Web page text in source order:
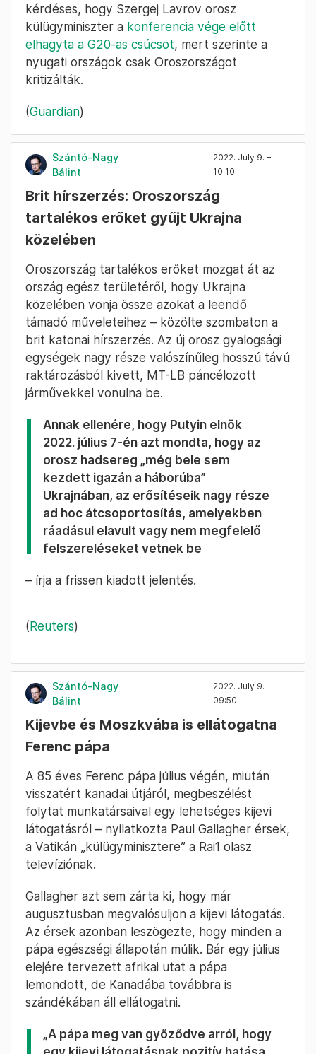
kérdéses, hogy Szergej Lavrov orosz
külügyminiszter a konferencia vége előtt
elhagyta a G20-as csúcsot, mert szerinte a
nyugati országok csak Oroszországot
kritizálták.
(Guardian)
Szántó-Nagy
Bálint
2022. July 9. –
10:10
Brit hírszerzés: Oroszország
tartalékos erőket gyűjt Ukrajna
közelében
Oroszország tartalékos erőket mozgat át az
ország egész területéről, hogy Ukrajna
közelében vonja össze azokat a leendő
támadó műveleteihez – közölte szombaton a
brit katonai hírszerzés. Az új orosz gyalogsági
egységek nagy része valószínűleg hosszú távú
raktározásból kivett, MT-LB páncélozott
járművekkel vonulna be.
Annak ellenére, hogy Putyin elnök
2022. július 7-én azt mondta, hogy az
orosz hadsereg „még bele sem
kezdett igazán a háborúba”
Ukrajnában, az erősítéseik nagy része
ad hoc átcsoportosítás, amelyekben
ráadásul elavult vagy nem megfelelő
felszereléseket vetnek be
– írja a frissen kiadott jelentés.
(Reuters)
Szántó-Nagy
Bálint
2022. July 9. –
09:50
Kijevbe és Moszkvába is ellátogatna
Ferenc pápa
A 85 éves Ferenc pápa július végén, miután
visszatért kanadai útjáról, megbeszélést
folytat munkatársaival egy lehetséges kijevi
látogatásról – nyilatkozta Paul Gallagher érsek,
a Vatikán „külügyminisztere” a Rai1 olasz
televíziónak.
Gallagher azt sem zárta ki, hogy már
augusztusban megvalósuljon a kijevi látogatás.
Az érsek azonban leszögezte, hogy minden a
pápa egészségi állapotán múlik. Bár egy július
elejére tervezett afrikai utat a pápa
lemondott, de Kanadába továbbra is
szándékában áll ellátogatni.
„A pápa meg van győződve arról, hogy